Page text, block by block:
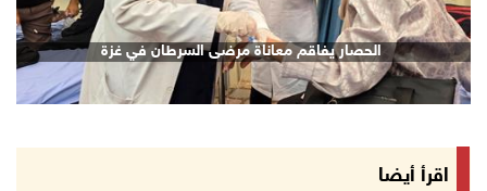
"لجنة الانتخابات" وبرنامج الأمم المتحدة الإنم ...
06/آب/2026 12:36 م
"التعاون الإسلامي" تدين عدوان الاحتلال على مخ ...
الحصار يعيد صناعة الفخار إلى الواجهة في غزة
الحصار يفاقم معاناة مرضى السرطان في غزة
اقرأ أيضا